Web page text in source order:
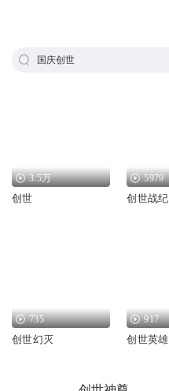
国庆创世
3.5万
创世
5979
创世战纪
735
创世幻灭
917
创世英雄